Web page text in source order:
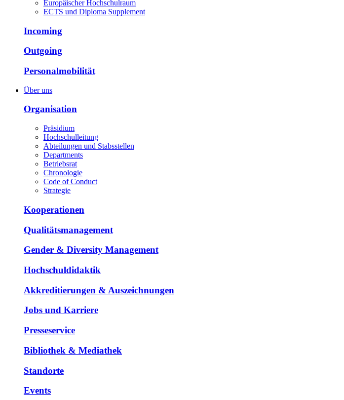
Europäischer Hochschulraum
ECTS und Diploma Supplement
Incoming
Outgoing
Personalmobilität
Über uns
Organisation
Präsidium
Hochschulleitung
Abteilungen und Stabsstellen
Departments
Betriebsrat
Chronologie
Code of Conduct
Strategie
Kooperationen
Qualitätsmanagement
Gender & Diversity Management
Hochschuldidaktik
Akkreditierungen & Auszeichnungen
Jobs und Karriere
Presseservice
Bibliothek & Mediathek
Standorte
Events